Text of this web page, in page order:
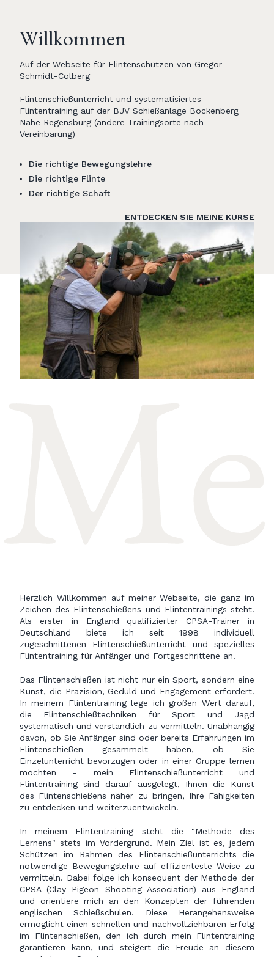
Willkommen
Auf der Webseite für Flintenschützen von Gregor
Schmidt-Colberg
Flintenschießunterricht und systematisiertes
Flintentraining auf der BJV Schießanlage Bockenberg
Nähe Regensburg (andere Trainingsorte nach
Vereinbarung)
Die richtige Bewegungslehre
Die richtige Flinte
Der richtige Schaft
ENTDECKEN SIE MEINE KURSE
Herzlich Willkommen auf meiner Webseite, die ganz im
Zeichen des Flintenschießens und Flintentrainings steht.
Als erster in England qualifizierter CPSA-Trainer in
Deutschland biete ich seit 1998 individuell
zugeschnittenen Flintenschießunterricht und spezielles
Flintentraining für Anfänger und Fortgeschrittene an.
Das Flintenschießen ist nicht nur ein Sport, sondern eine
Kunst, die Präzision, Geduld und Engagement erfordert.
In meinem Flintentraining lege ich großen Wert darauf,
die Flintenschießtechniken für Sport und Jagd
systematisch und verständlich zu vermitteln. Unabhängig
davon, ob Sie Anfänger sind oder bereits Erfahrungen im
Flintenschießen gesammelt haben, ob Sie
Einzelunterricht bevorzugen oder in einer Gruppe lernen
möchten - mein Flintenschießunterricht und
Flintentraining sind darauf ausgelegt, Ihnen die Kunst
des Flintenschießens näher zu bringen, Ihre Fähigkeiten
zu entdecken und weiterzuentwickeln.
In meinem Flintentraining steht die "Methode des
Lernens" stets im Vordergrund. Mein Ziel ist es, jedem
Schützen im Rahmen des Flintenschießunterrichts die
notwendige Bewegungslehre auf effizienteste Weise zu
vermitteln. Dabei folge ich konsequent der Methode der
CPSA (Clay Pigeon Shooting Association) aus England
und orientiere mich an den Konzepten der führenden
englischen Schießschulen. Diese Herangehensweise
ermöglicht einen schnellen und nachvollziehbaren Erfolg
im Flintenschießen, den ich durch mein Flintentraining
garantieren kann, und steigert die Freude an diesem